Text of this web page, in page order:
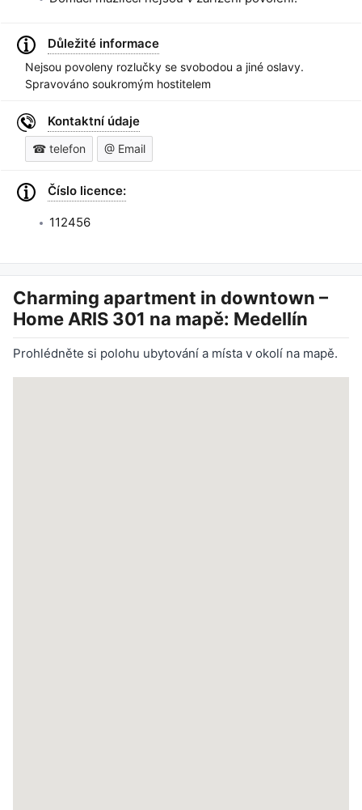
Důležité informace
Nejsou povoleny rozlučky se svobodou a jiné oslavy.
Spravováno soukromým hostitelem
Kontaktní údaje
☎ telefon @ Email
Číslo licence:
112456
Charming apartment in downtown –
Home ARIS 301 na mapě: Medellín
Prohlédněte si polohu ubytování a místa v okolí na mapě.